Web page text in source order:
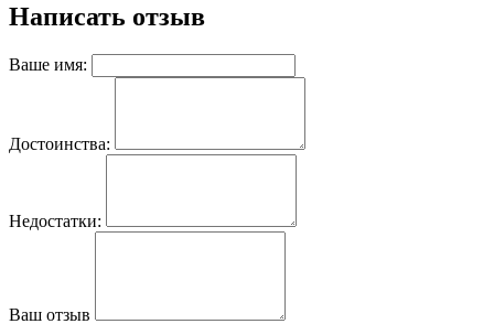
Написать отзыв
Ваше имя:
Достоинства:
Недостатки:
Ваш отзыв